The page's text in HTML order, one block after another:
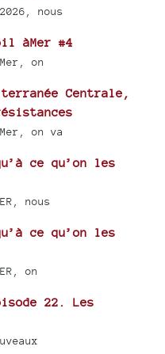
nous
àMer #4
on
Centrale,
on va
ce qu’on les
nous
ce qu’on les
on
22. Les